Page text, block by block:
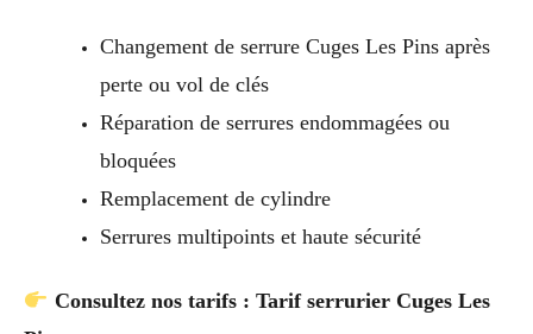
Changement de serrure Cuges Les Pins après
perte ou vol de clés
Réparation de serrures endommagées ou
bloquées
Remplacement de cylindre
Serrures multipoints et haute sécurité
Consultez nos tarifs : Tarif serrurier Cuges Les